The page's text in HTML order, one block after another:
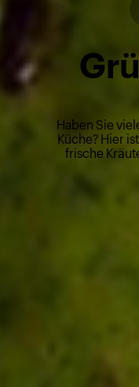
Haben Sie
Küche? Hier
frische